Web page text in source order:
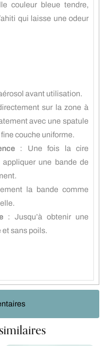
couleur bleue tendre,
qui laisse une odeur
avant utilisation.
sur la zone à
avec une spatule
couche uniforme.
: Une fois la cire
une bande de
la bande comme
: Jusqu’à obtenir une
sans poils.